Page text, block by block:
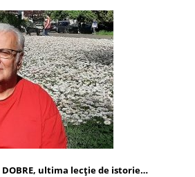
DOBRE, ultima lecţie de istorie…